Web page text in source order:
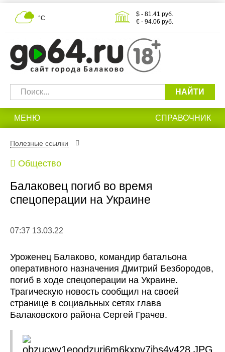
°С
$ - 81.41 руб.
€ - 94.06 руб.
НАЙТИ
МЕНЮ СПРАВОЧНИК
Полезные ссылки
Общество
Балаковец погиб во время
спецоперации на Украине
07:37 13.03.22
Уроженец Балаково, командир батальона
оперативного назначения Дмитрий Безбородов,
погиб в ходе спецоперации на Украине.
Трагическую новость сообщил на своей
странице в социальных сетях глава
Балаковского района Сергей Грачев.